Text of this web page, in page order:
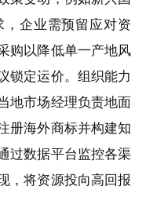
企业需预留应对资
购以降低单一产地风
锁定运价。组织能力
地市场经理负责地面
册海外商标并构建知
过数据平台监控各渠
，将资源投向高回报